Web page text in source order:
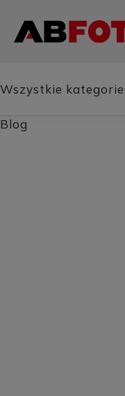
Wszystkie kategorie
Blog